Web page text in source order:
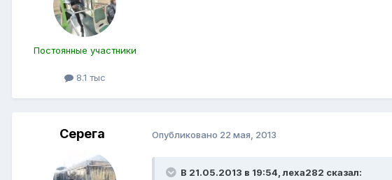
Постоянные участники
8.1 тыс
Серега Опубликовано 22 мая, 2013
В 21.05.2013 в 19:54, леха282 сказал: